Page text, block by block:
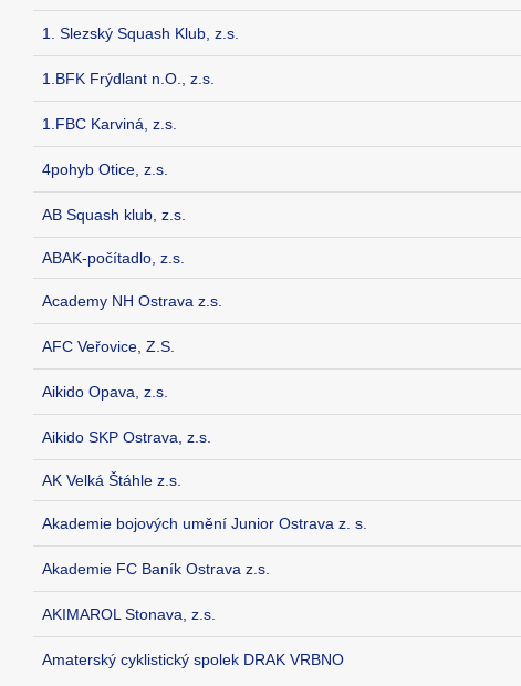
1. Slezský Squash Klub, z.s.
1.BFK Frýdlant n.O., z.s.
1.FBC Karviná, z.s.
4pohyb Otice, z.s.
AB Squash klub, z.s.
ABAK-počítadlo, z.s.
Academy NH Ostrava z.s.
AFC Veřovice, Z.S.
Aikido Opava, z.s.
Aikido SKP Ostrava, z.s.
AK Velká Štáhle z.s.
Akademie bojových umění Junior Ostrava z. s.
Akademie FC Baník Ostrava z.s.
AKIMAROL Stonava, z.s.
Amaterský cyklistický spolek DRAK VRBNO